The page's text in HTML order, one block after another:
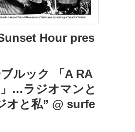
Hour pres
ルック 「A RA
…ラジオマンと
オと私” @ surfe